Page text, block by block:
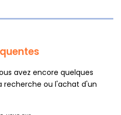
avez encore quelques
recherche ou l'achat d'un